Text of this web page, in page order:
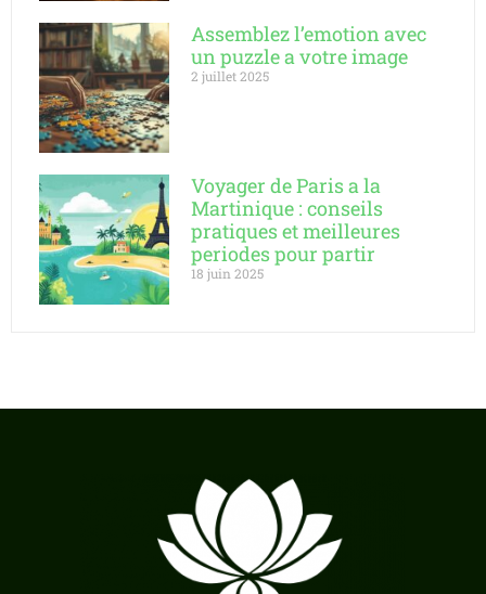
Assemblez l’emotion avec
un puzzle a votre image
2 juillet 2025
Voyager de Paris a la
Martinique : conseils
pratiques et meilleures
periodes pour partir
18 juin 2025